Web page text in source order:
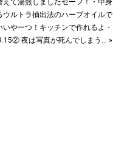
えて湯煎しましたセーフ！・中身
ウルトラ抽出法のハーブオイルで
いやーつ！キッチンで作れるよ・
夜は写真が死んでしまう… »